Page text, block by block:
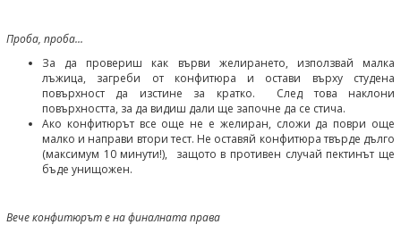
Проба, проба...
За да провериш как върви желирането, използвай малка
лъжица, загреби от конфитюра и остави върху студена
повърхност да изстине за кратко. След това наклони
повърхността, за да видиш дали ще започне да се стича.
Ако конфитюрът все още не е желиран, сложи да поври още
малко и направи втори тест. Не оставяй конфитюра твърде дълго
(максимум 10 минути!), защото в противен случай пектинът ще
бъде унищожен.
Вече конфитюрът е на финалната права